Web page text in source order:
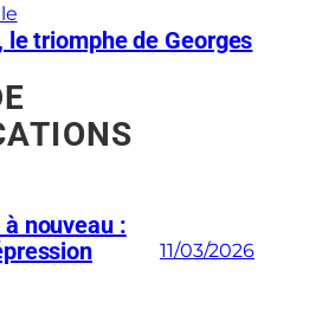
le triomphe de Georges
nouveau :
11/03/2026